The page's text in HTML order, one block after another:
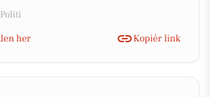
her
Kopiér link